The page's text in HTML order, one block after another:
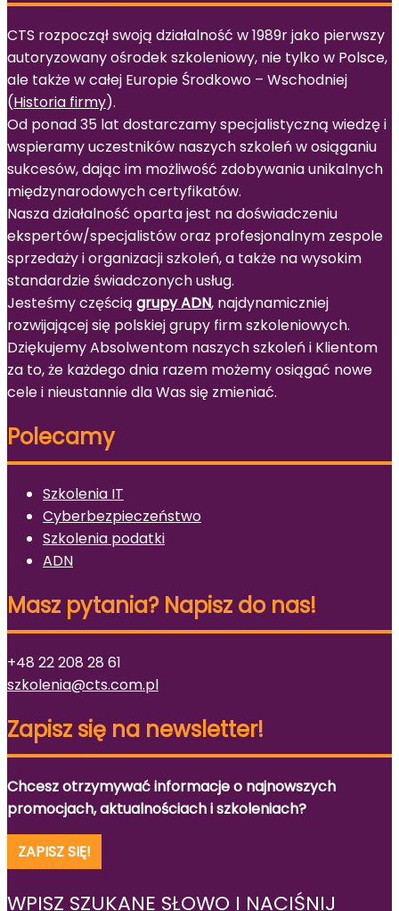
CTS rozpoczął swoją działalność w 1989r jako pierwszy
autoryzowany ośrodek szkoleniowy, nie tylko w Polsce,
ale także w całej Europie Środkowo – Wschodniej
(Historia firmy).
Od ponad 35 lat dostarczamy specjalistyczną wiedzę i
wspieramy uczestników naszych szkoleń w osiąganiu
sukcesów, dając im możliwość zdobywania unikalnych
międzynarodowych certyfikatów.
Nasza działalność oparta jest na doświadczeniu
ekspertów/specjalistów oraz profesjonalnym zespole
sprzedaży i organizacji szkoleń, a także na wysokim
standardzie świadczonych usług.
Jesteśmy częścią grupy ADN, najdynamiczniej
rozwijającej się polskiej grupy firm szkoleniowych.
Dziękujemy Absolwentom naszych szkoleń i Klientom
za to, że każdego dnia razem możemy osiągać nowe
cele i nieustannie dla Was się zmieniać.
Polecamy
Szkolenia IT
Cyberbezpieczeństwo
Szkolenia podatki
ADN
Masz pytania? Napisz do nas!
+48 22 208 28 61
szkolenia@cts.com.pl
Zapisz się na newsletter!
Chcesz otrzymywać informacje o najnowszych
promocjach, aktualnościach i szkoleniach?
ZAPISZ SIĘ!
WPISZ SZUKANE SŁOWO I NACIŚNIJ